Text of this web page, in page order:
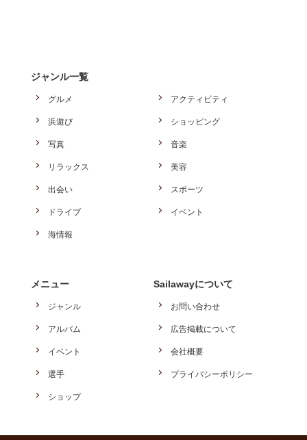
ジャンル一覧
グルメ アクティビティ
浜遊び ショッピング
写真 音楽
リラックス 美容
出会い スポーツ
ドライブ イベント
海情報
メニュー
ジャンル
アルバム
イベント
選手
ショップ
Sailawayについて
お問い合わせ
広告掲載について
会社概要
プライバシーポリシー